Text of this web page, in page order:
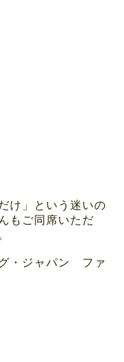
け」という迷いの
もご同席いただ
・ジャパン ファ